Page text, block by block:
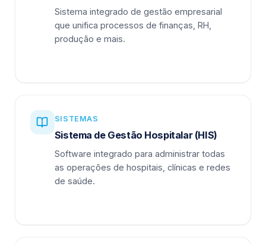
Sistema integrado de gestão empresarial
que unifica processos de finanças, RH,
produção e mais.
SISTEMAS
Sistema de Gestão Hospitalar (HIS)
Software integrado para administrar todas
as operações de hospitais, clínicas e redes
de saúde.